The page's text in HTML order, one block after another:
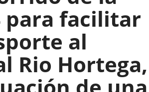
para facilitar
al
Rio Hortega,